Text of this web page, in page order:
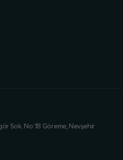
Sok. No:18 Göreme, Nevşehir